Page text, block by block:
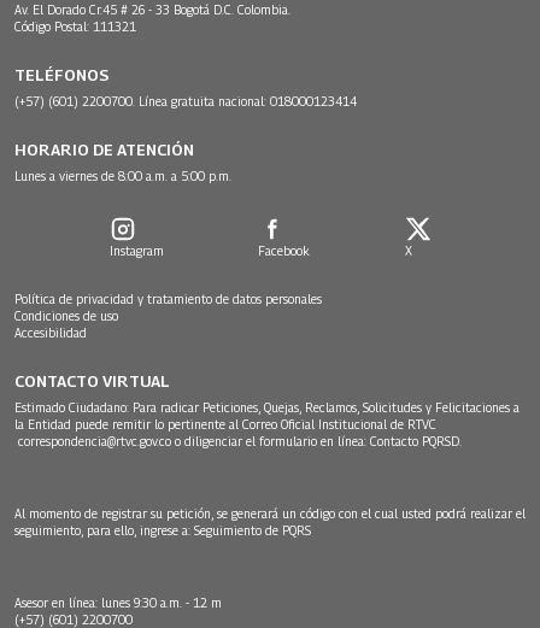
Av. El Dorado Cr.45 # 26 - 33 Bogotá D.C. Colombia.
Código Postal: 111321
TELÉFONOS
(+57) (601) 2200700. Línea gratuita nacional: 018000123414
HORARIO DE ATENCIÓN
Lunes a viernes de 8:00 a.m. a 5:00 p.m.
Instagram Facebook X
Política de privacidad y tratamiento de datos personales
Condiciones de uso
Accesibilidad
CONTACTO VIRTUAL
Estimado Ciudadano: Para radicar Peticiones, Quejas, Reclamos, Solicitudes y Felicitaciones a
la Entidad puede remitir lo pertinente al Correo Oficial Institucional de RTVC
correspondencia@rtvc.gov.co o diligenciar el formulario en línea: Contacto PQRSD.
Al momento de registrar su petición, se generará un código con el cual usted podrá realizar el
seguimiento, para ello, ingrese a: Seguimiento de PQRS
Asesor en línea: lunes 9:30 a.m. - 12 m
(+57) (601) 2200700